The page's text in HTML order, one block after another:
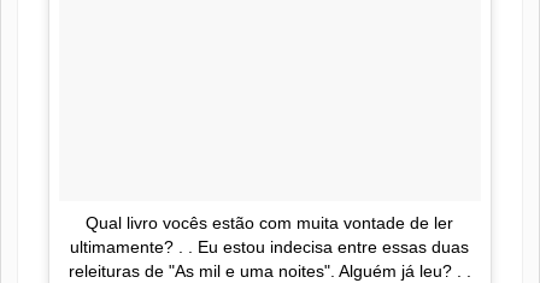
Qual livro vocês estão com muita vontade de ler
ultimamente? . . Eu estou indecisa entre essas duas
releituras de "As mil e uma noites". Alguém já leu? . .